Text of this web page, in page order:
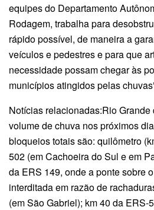
equipes do Departamento
Rodagem, trabalha para
rápido possível, de maneira a
veículos e pedestres e para que
necessidade possam chegar às
municípios atingidos pelas
Notícias relacionadas:Rio
volume de chuva nos próximos
bloqueios totais são: quilômetro
502 (em Cachoeira do Sul e em
da ERS 149, onde a ponte sobre
interditada em razão de
(em São Gabriel); km 40 da ERS-